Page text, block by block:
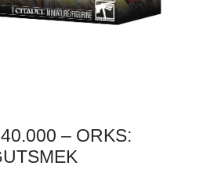
– ORKS: